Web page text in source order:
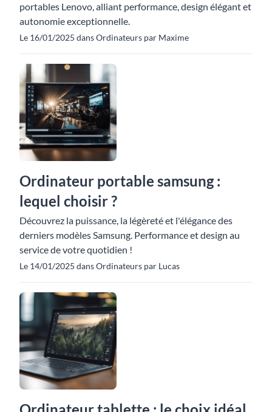
portables Lenovo, alliant performance, design élégant et
autonomie exceptionnelle.
Le 16/01/2025 dans Ordinateurs par Maxime
Ordinateur portable samsung :
lequel choisir ?
Découvrez la puissance, la légèreté et l'élégance des
derniers modèles Samsung. Performance et design au
service de votre quotidien !
Le 14/01/2025 dans Ordinateurs par Lucas